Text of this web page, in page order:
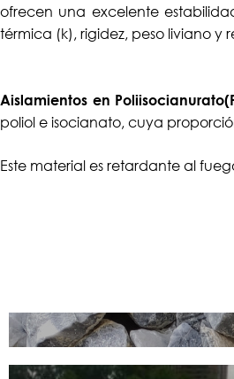
ofrecen una excelente
térmica (k), rigidez, peso liviano
Aislamientos en
poliol e isocianato, cuya
Este material es retardante al